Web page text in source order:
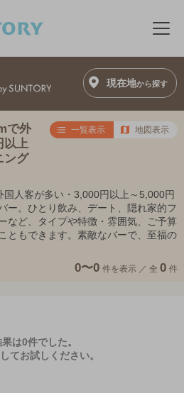
メ
現在地から探す
で外
以上
ング
一覧表示 地図表示
人客が多い・3,000円以上～5,000円
ー。ひとり飲み、デート、隠れ家的フ
など、タイプや特徴・雰囲気、ご予算
ともできます。素敵なバーで、至福の
0〜0 件を表示 ／ 全 0 件
は0件でした。
てお試しください。